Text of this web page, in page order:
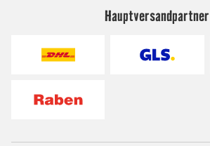
Hauptversandpartner